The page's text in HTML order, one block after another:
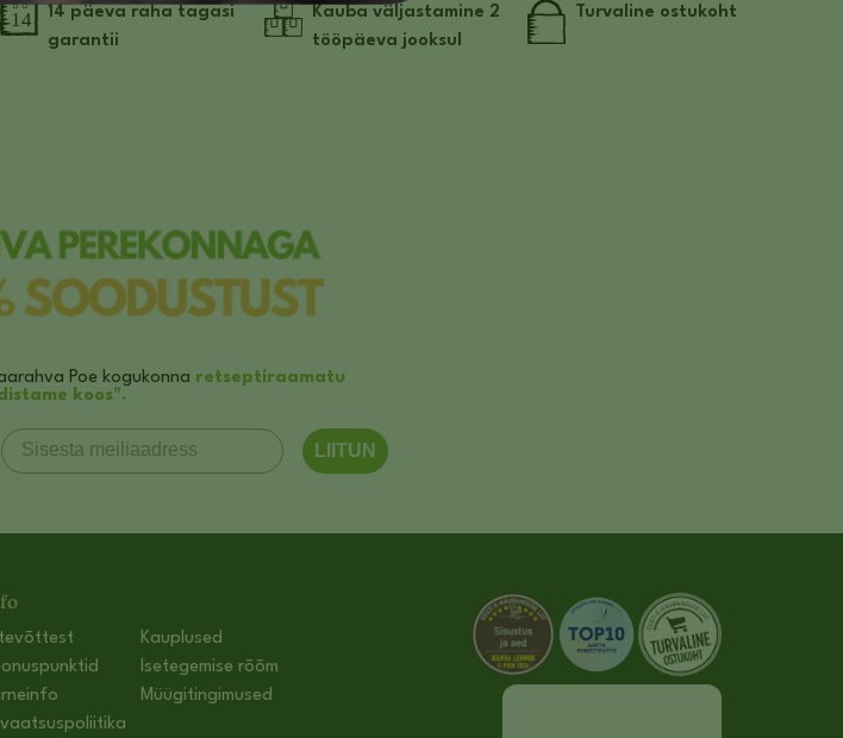
14 päeva raha tagasi
garantii
Kauba väljastamine 2
tööpäeva jooksul
Turvaline ostukoht
Poe kogukonna retseptiraamatu
koos".
LIITUN
Kauplused
Isetegemise rõõm
Müügitingimused